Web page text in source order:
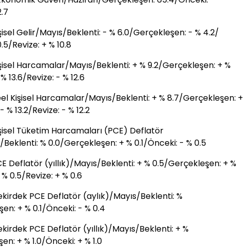
Gelir/Mayıs/Beklenti: - % 6.0/Gerçekleşen: - % 4.2/
Revize: + % 10.8
Harcamalar/Mayıs/Beklenti: + % 9.2/Gerçekleşen: + %
13.6/Revize: - % 12.6
Kişisel Harcamalar/Mayıs/Beklenti: + % 8.7/Gerçekleşen: +
% 13.2/Revize: - % 12.2
Tüketim Harcamaları (PCE) Deflatör
% 0.0/Gerçekleşen: + % 0.1/Önceki: - % 0.5
Deflatör (yıllık)/Mayıs/Beklenti: + % 0.5/Gerçekleşen: + %
0.5/Revize: + % 0.6
PCE Deflatör (aylık)/Mayıs/Beklenti: %
+ % 0.1/Önceki: - % 0.4
PCE Deflatör (yıllık)/Mayıs/Beklenti: + %
+ % 1.0/Önceki: + % 1.0